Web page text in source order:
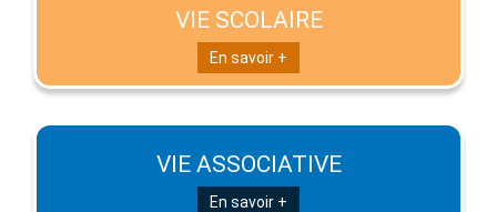
VIE SCOLAIRE
En savoir +
VIE ASSOCIATIVE
En savoir +